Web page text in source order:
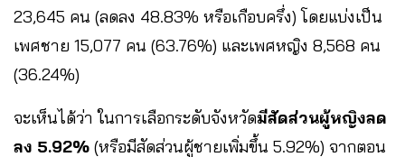
23,645 คน (ลดลง 48.83% หรือเกือบครึ่ง) โดยแบ่งเป็น
เพศชาย 15,077 คน (63.76%) และเพศหญิง 8,568 คน
(36.24%)
จะเห็นได้ว่า ในการเลือกระดับจังหวัดมีสัดส่วนผู้หญิงลด
ลง 5.92% (หรือมีสัดส่วนผู้ชายเพิ่มขึ้น 5.92%) จากตอน